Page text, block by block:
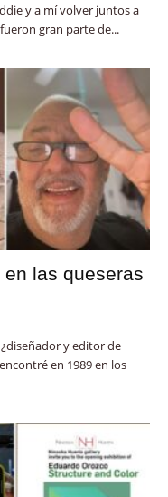
y a mí volver juntos a
gran parte de...
en las queseras
¿diseñador y editor de
en 1989 en los